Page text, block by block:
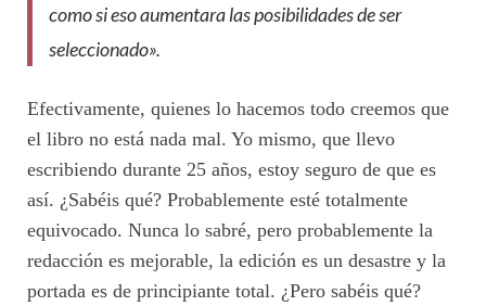
como si eso aumentara las posibilidades de ser
seleccionado».
Efectivamente, quienes lo hacemos todo creemos que
el libro no está nada mal. Yo mismo, que llevo
escribiendo durante 25 años, estoy seguro de que es
así. ¿Sabéis qué? Probablemente esté totalmente
equivocado. Nunca lo sabré, pero probablemente la
redacción es mejorable, la edición es un desastre y la
portada es de principiante total. ¿Pero sabéis qué?